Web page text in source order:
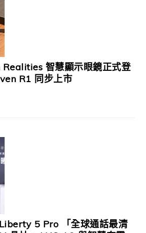
Realities 智慧顯示眼鏡正式登
R1 同步上市
5 Pro 「全球通話最清